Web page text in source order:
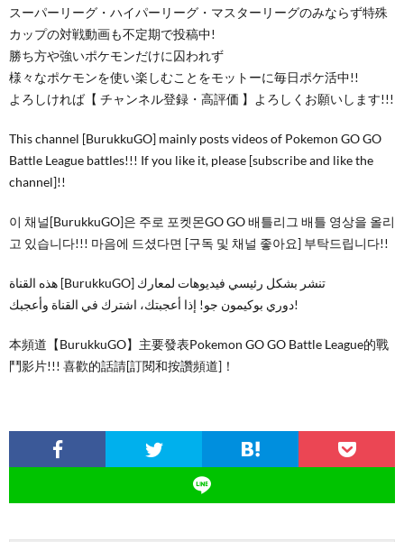
スーパーリーグ・ハイパーリーグ・マスターリーグのみならず特殊
カップの対戦動画も不定期で投稿中!
勝ち方や強いポケモンだけに囚われず
様々なポケモンを使い楽しむことをモットーに毎日ポケ活中!!
よろしければ【 チャンネル登録・高評価 】よろしくお願いします!!!
This channel [BurukkuGO] mainly posts videos of Pokemon GO GO
Battle League battles!!! If you like it, please [subscribe and like the
channel]!!
이 채널[BurukkuGO]은 주로 포켓몬GO GO 배틀리그 배틀 영상을 올리
고 있습니다!!! 마음에 드셨다면 [구독 및 채널 좋아요] 부탁드립니다!!
هذه القناة [BurukkuGO] تنشر بشكل رئيسي فيديوهات لمعارك
دوري بوكيمون جو! إذا أعجبتك، اشترك في القناة وأعجبك!
本頻道【BurukkuGO】主要發表Pokemon GO GO Battle League的戰
鬥影片!!! 喜歡的話請[訂閱和按讚頻道]！